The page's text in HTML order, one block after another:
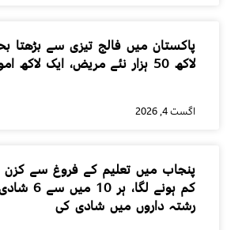
لاکھ 50 ہزار نئے مریض، ایک لاکھ اموات
اگست 4, 2026
پنجاب میں تعلیم کے فروغ سے کزن
کم ہونے
رشتہ داروں میں شادی کی